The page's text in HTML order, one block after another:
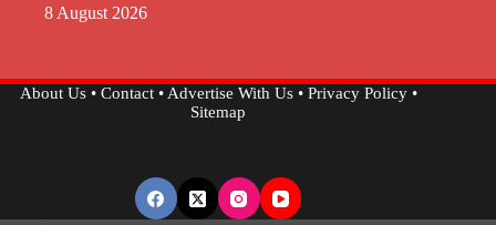
8 August 2026
About Us• Contact•Advertise With Us• Privacy Policy•
Sitemap